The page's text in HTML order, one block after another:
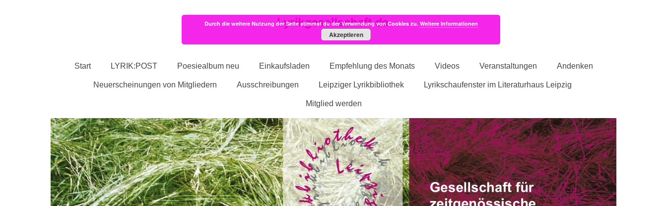
Start LYRIK:POST Poesiealbum neu Einkaufsladen Empfehlung des Monats Videos Veranstaltungen Andenken
Neuerscheinungen von Mitgliedern Ausschreibungen Leipziger Lyrikbibliothek Lyrikschaufenster im Literaturhaus Leipzig
Mitglied werden
Durch die weitere Nutzung der Seite stimmst du der Verwendung von Cookies zu. Weitere Informationen
Akzeptieren